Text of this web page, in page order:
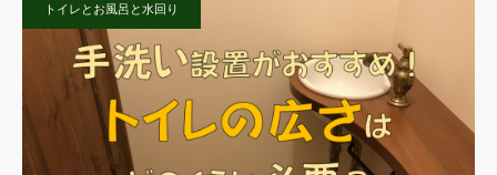
トイレとお風呂と水回り